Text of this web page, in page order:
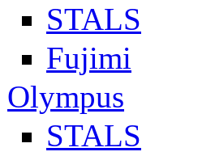
STALS
Fujimi
Olympus
STALS